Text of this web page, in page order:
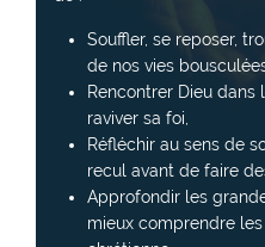
Souffler, se reposer,
de nos vies
Rencontrer Dieu dans
raviver sa foi,
Réfléchir au sens de
recul avant de faire
Approfondir les
mieux comprendre